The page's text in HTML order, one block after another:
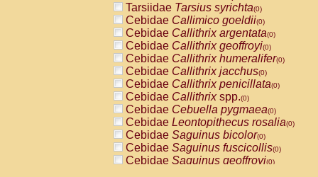
Tarsiidae Tarsius syrichta(0)
Cebidae Callimico goeldii(0)
Cebidae Callithrix argentata(0)
Cebidae Callithrix geoffroyi(0)
Cebidae Callithrix humeralifer(0)
Cebidae Callithrix jacchus(0)
Cebidae Callithrix penicillata(0)
Cebidae Callithrixspp.(0)
Cebidae Cebuella pygmaea(0)
Cebidae Leontopithecus rosalia(0)
Cebidae Saguinus bicolor(0)
Cebidae Saguinus fuscicollis(0)
Cebidae Saguinus geoffroyi(0)